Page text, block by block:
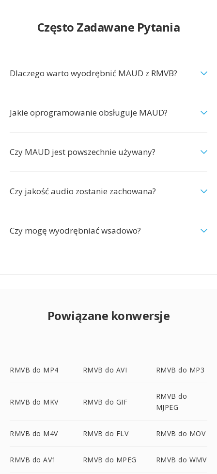
Często Zadawane Pytania
Dlaczego warto wyodrębnić MAUD z RMVB?
Jakie oprogramowanie obsługuje MAUD?
Czy MAUD jest powszechnie używany?
Czy jakość audio zostanie zachowana?
Czy mogę wyodrębniać wsadowo?
Powiązane konwersje
RMVB do MP4 RMVB do AVI RMVB do MP3
RMVB do MKV RMVB do GIF
RMVB do
MJPEG
RMVB do M4V RMVB do FLV RMVB do MOV
RMVB do AV1 RMVB do MPEG RMVB do WMV